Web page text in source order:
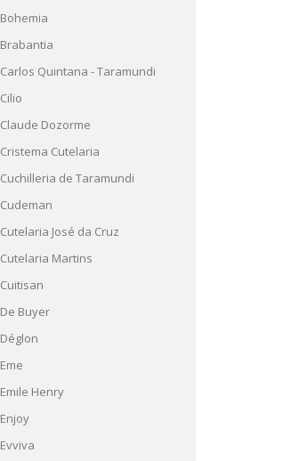
Bohemia
Brabantia
Carlos Quintana - Taramundi
Cilio
Claude Dozorme
Cristema Cutelaria
Cuchilleria de Taramundi
Cudeman
Cutelaria José da Cruz
Cutelaria Martins
Cuitisan
De Buyer
Déglon
Eme
Emile Henry
Enjoy
Evviva